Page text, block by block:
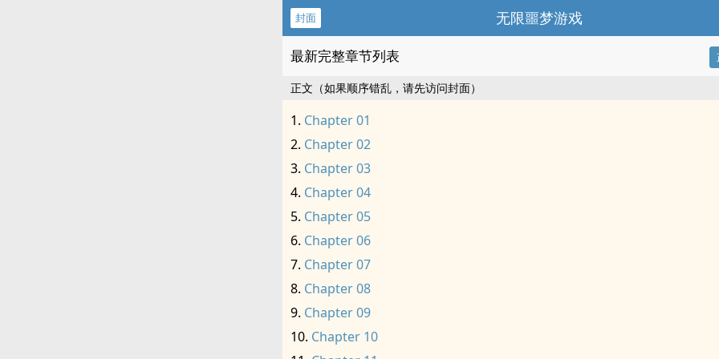
封面 无限噩梦游戏
最新完整章节列表
正文（如果顺序错乱，请先访问封面）
Chapter 01
Chapter 02
Chapter 03
Chapter 04
Chapter 05
Chapter 06
Chapter 07
Chapter 08
Chapter 09
Chapter 10